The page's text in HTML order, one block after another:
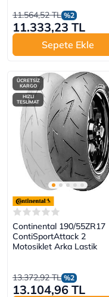
11.564,52 TL %2
11.333,23 TL
Sepete Ekle
ÜCRETSİZ
KARGO
HIZLI
TESLİMAT
Continental 190/55ZR17
ContiSportAttack 2
Motosiklet Arka Lastik
13.372,92 TL %2
13.104,96 TL